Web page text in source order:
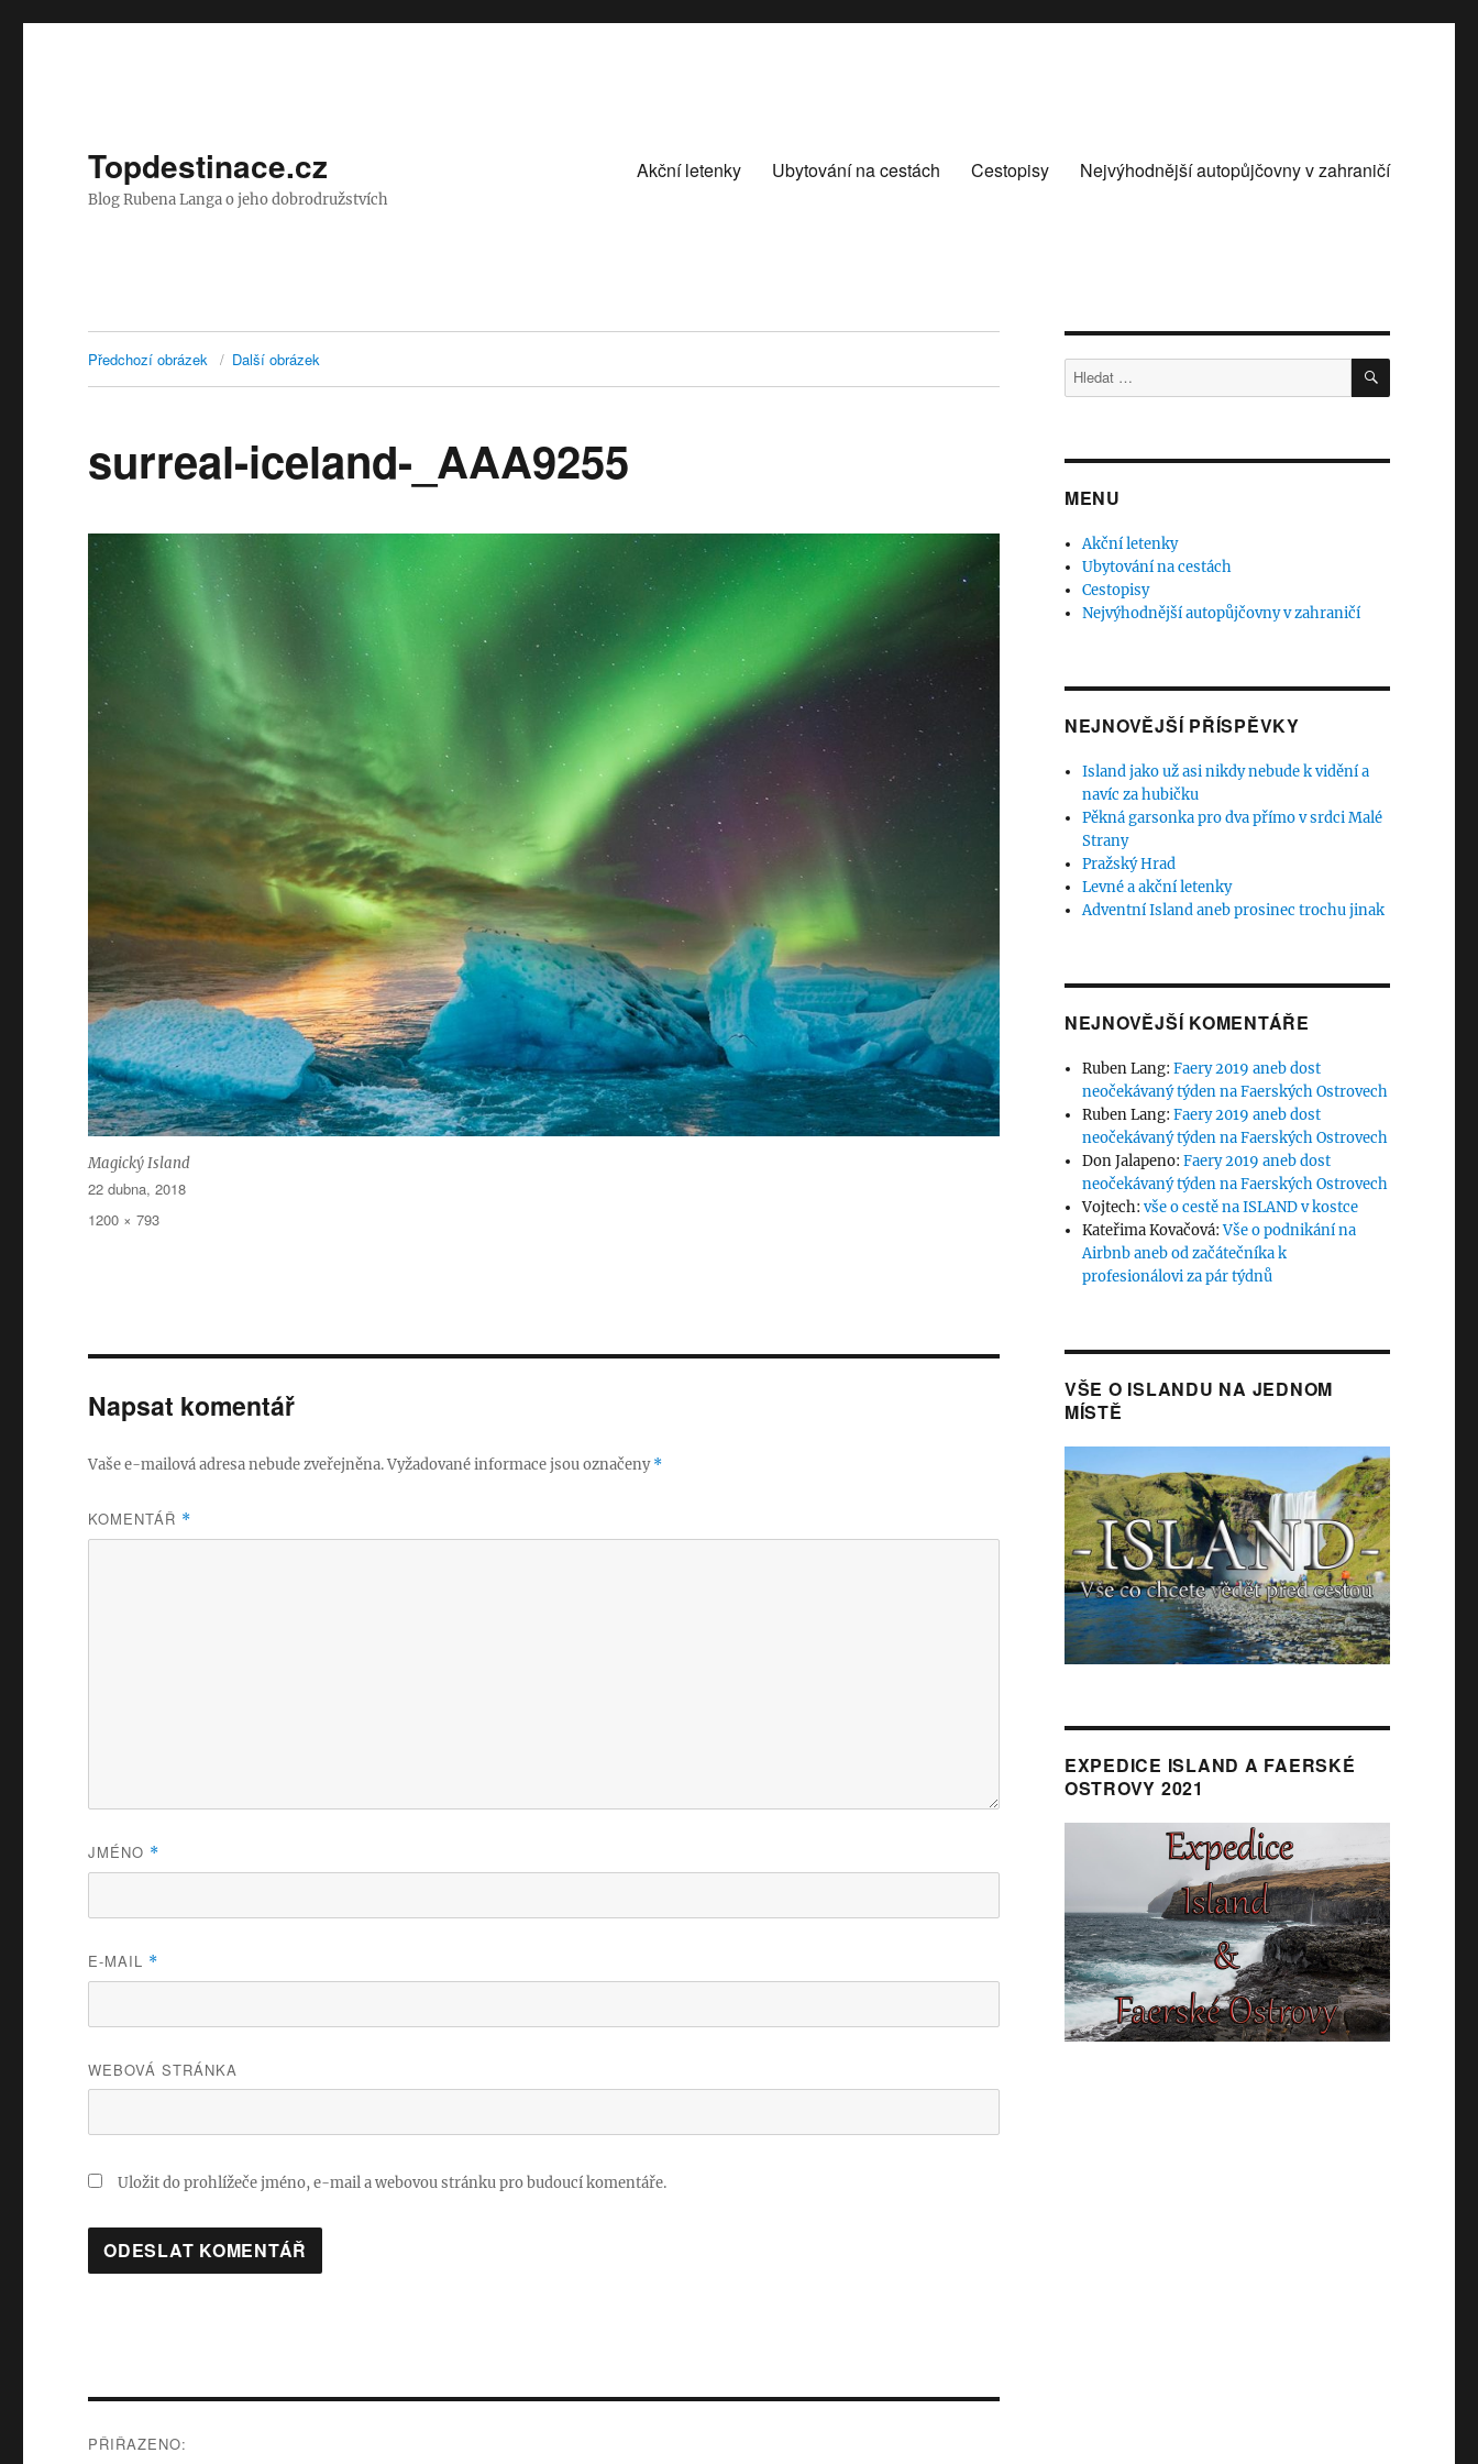
Topdestinace.cz
Blog Rubena Langa o jeho dobrodružstvích
Akční letenky Ubytování na cestách Cestopisy Nejvýhodnější autopůjčovny v zahraničí
Předchozí obrázek Další obrázek
surreal-iceland-_AAA9255
Magický Island
Publikováno:
22 dubna, 2018
Původní
1200 × 793
Napsat komentář
Vaše e-mailová adresa nebude zveřejněna.Vyžadované informace jsou označeny*
KOMENTÁŘ *
JMÉNO *
E-MAIL *
WEBOVÁ STRÁNKA
Uložit do prohlížeče jméno, e-mail a webovou stránku pro budoucí komentáře.
PŘIŘAZENO:
Hledat: HLEDÁNÍ
MENU
Akční letenky
Ubytování na cestách
Cestopisy
Nejvýhodnější autopůjčovny v zahraničí
NEJNOVĚJŠÍ PŘÍSPĚVKY
Island jako už asi nikdy nebude k vidění a
navíc za hubičku
Pěkná garsonka pro dva přímo v srdci Malé
Strany
Pražský Hrad
Levné a akční letenky
Adventní Island aneb prosinec trochu jinak
NEJNOVĚJŠÍ KOMENTÁŘE
Ruben Lang:Faery 2019 aneb dost
neočekávaný týden na Faerských Ostrovech
Ruben Lang:Faery 2019 aneb dost
neočekávaný týden na Faerských Ostrovech
Don Jalapeno:Faery 2019 aneb dost
neočekávaný týden na Faerských Ostrovech
Vojtech:vše o cestě na ISLAND v kostce
Kateřima Kovačová:Vše o podnikání na
Airbnb aneb od začátečníka k
profesionálovi za pár týdnů
VŠE O ISLANDU NA JEDNOM
MÍSTĚ
EXPEDICE ISLAND A FAERSKÉ
OSTROVY 2021